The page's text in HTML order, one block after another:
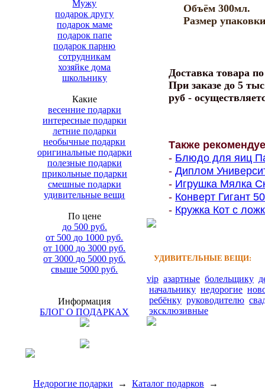
Мужу
подарок другу
подарок маме
подарок папе
подарок парню
сотрудникам
хозяйке дома
школьнику
Какие
весенние подарки
интересные подарки
летние подарки
необычные подарки
оригинальные подарки
полезные подарки
прикольные подарки
смешные подарки
удивительные вещи
По цене
до 500 руб.
от 500 до 1000 руб.
от 1000 до 3000 руб.
от 3000 до 5000 руб.
свыше 5000 руб.
Информация
БЛОГ О ПОДАРКАХ
Объём 300мл.
Размер
Доставка товара
При заказе до 5
руб -
Также
- Блюдо для яиц
- Диплом
- Игрушка Мялка
- Конверт Гигант
- Кружка Кот с
УДИВИТЕЛЬНЫЕ ВЕЩИ:
vip азартные болельщику
начальнику недорогие
ребёнку руководителю
эксклюзивные
Недорогие подарки → Каталог подарков →